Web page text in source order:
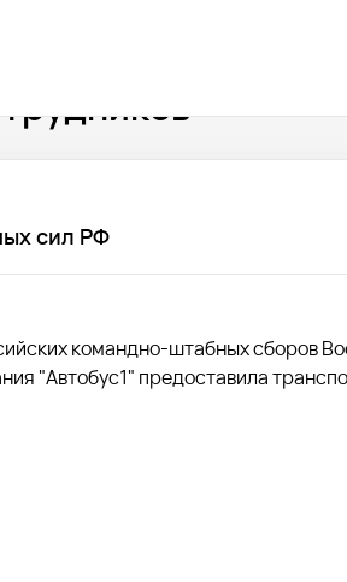
сил РФ
командно-штабных сборов
"Автобус1" предоставила